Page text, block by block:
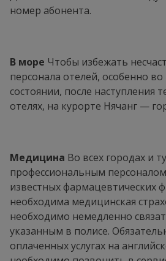
номер абонента.
В море Чтобы избежать
персонала отелей, особенно
состоянии, после наступления
отелях, на курорте Нячанг —
Медицина Во всех городах и
профессиональным
известных фармацевтических
необходима медицинская
необходимо немедленно
указанным в полисе.
оплаченных услугах на